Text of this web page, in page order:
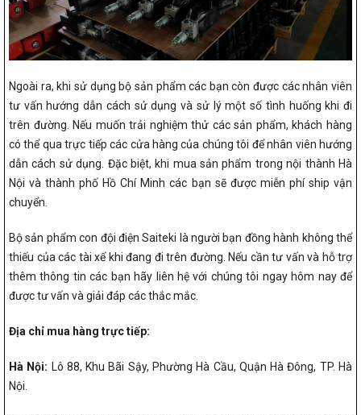
Ngoài ra, khi sử dụng bộ sản phẩm các bạn còn được các nhân viên
tư vấn hướng dẫn cách sử dụng và sử lý một số tình huống khi đi
trên đường. Nếu muốn trải nghiệm thử các sản phẩm, khách hàng
có thể qua trực tiếp các cửa hàng của chúng tôi để nhân viên hướng
dẫn cách sử dụng. Đặc biệt, khi mua sản phẩm trong nội thành Hà
Nội và thành phố Hồ Chí Minh các bạn sẽ được miễn phí ship vận
chuyển.
Bộ sản phẩm con đội điện Saiteki là người bạn đồng hành không thể
thiếu của các tài xế khi đang đi trên đường. Nếu cần tư vấn và hỗ trợ
thêm thông tin các bạn hãy liên hệ với chúng tôi ngay hôm nay để
được tư vấn và giải đáp các thắc mắc.
Địa chỉ mua hàng trực tiếp:
Hà Nội: Lô 88, Khu Bãi Sậy, Phường Hà Cầu, Quận Hà Đông, TP. Hà
Nội.